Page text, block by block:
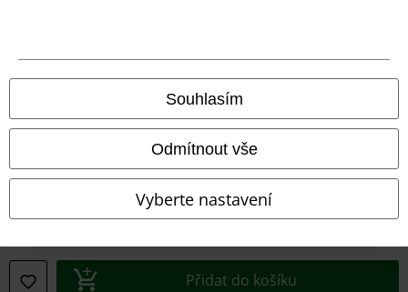
Souhlasím
Odmítnout vše
Vyberte nastavení
Přidat do košíku
Ochrana osobních údajů
Likvidace odpadu a ochrana životního prostředí
Informace o přístupnosti
Odstoupení od smlouvy